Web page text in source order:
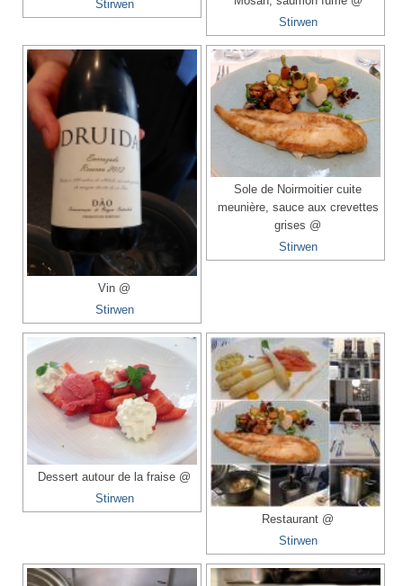
Stirwen
Stirwen
Vin @
Stirwen
Sole de Noirmoitier cuite
meunière, sauce aux crevettes
grises @
Stirwen
Dessert autour de la fraise @
Stirwen
Restaurant @
Stirwen